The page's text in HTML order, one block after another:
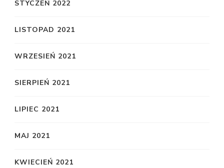
STYCZEŃ 2022
LISTOPAD 2021
WRZESIEŃ 2021
SIERPIEŃ 2021
LIPIEC 2021
MAJ 2021
KWIECIEŃ 2021